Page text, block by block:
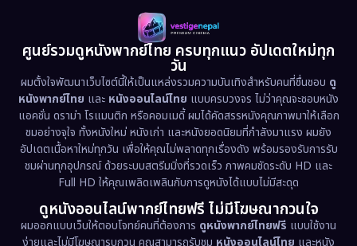
ศูนย์รวมดูหนังพากย์ไทย ครบทุกแนว อัปเดตใหม่ทุก
วัน
ผมตั้งใจพัฒนาเว็บไซต์นี้ให้เป็นแหล่งรวมความบันเทิงสำหรับคนที่ชื่นชอบ ดู
หนังพากย์ไทย และ หนังออนไลน์ไทย แบบครบวงจร ไม่ว่าคุณจะชอบหนัง
แอคชั่น ดราม่า โรแมนติก หรือคอมเมดี้ ผมได้คัดสรรหนังคุณภาพมาให้เลือก
ชมอย่างจุใจ ทั้งหนังใหม่ หนังเก่า และหนังยอดนิยมที่กำลังมาแรง ผมยัง
อัปเดตเนื้อหาใหม่ทุกวัน เพื่อให้คุณไม่พลาดทุกเรื่องดัง พร้อมรองรับการรับ
ชมผ่านทุกอุปกรณ์ ด้วยระบบสตรีมมิ่งที่รวดเร็ว ภาพคมชัดระดับ HD และ
Full HD ให้คุณเพลิดเพลินกับการดูหนังได้แบบไม่มีสะดุด
ดูหนังออนไลน์พากย์ไทยฟรี ไม่มีโฆษณากวนใจ
ผมออกแบบเว็บให้ตอบโจทย์คนที่ต้องการ ดูหนังพากย์ไทยฟรี แบบใช้งาน
ง่ายและไม่มีโฆษณารบกวน คุณสามารถรับชม หนังออนไลน์ไทย และหนัง